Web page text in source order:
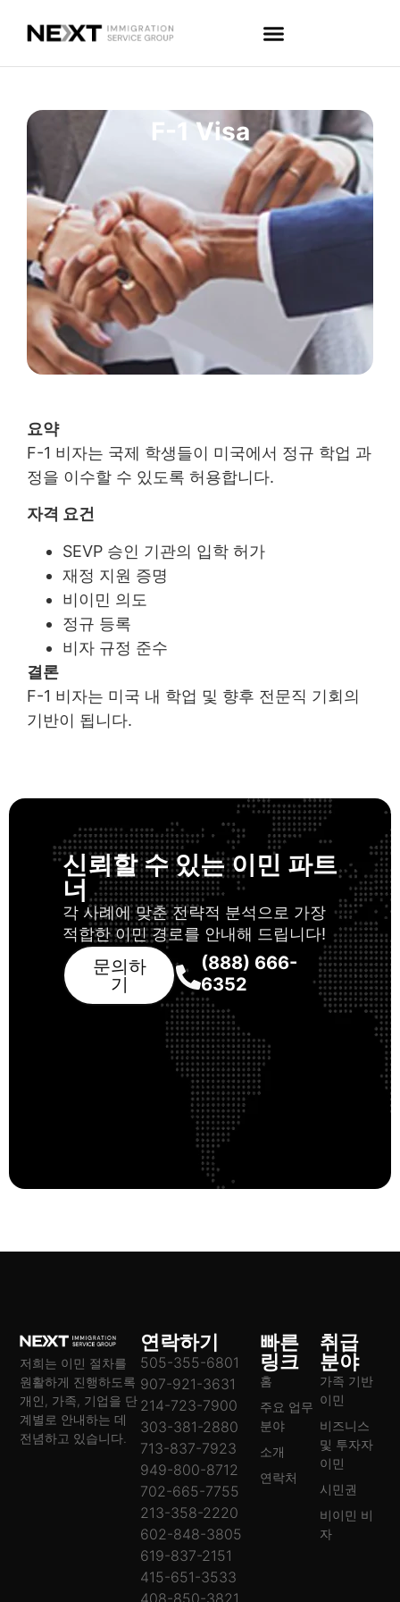
F-1 Visa
요약
F-1 비자는 국제 학생들이 미국에서 정규 학업 과
정을 이수할 수 있도록 허용합니다.
자격 요건
SEVP 승인 기관의 입학 허가
재정 지원 증명
비이민 의도
정규 등록
비자 규정 준수
결론
F-1 비자는 미국 내 학업 및 향후 전문직 기회의
기반이 됩니다.
신뢰할 수 있는 이민 파트
너
각 사례에 맞춘 전략적 분석으로 가장
적합한 이민 경로를 안내해 드립니다!
문의하
기
(888) 666-
6352
저희는 이민 절차를
원활하게 진행하도록
개인, 가족, 기업을 단
계별로 안내하는 데
전념하고 있습니다.
빠른
링크
홈
주요 업무
분야
소개
연락처
취급
분야
가족 기반
이민
비즈니스
및 투자자
이민
시민권
비이민 비
자
연락하기
505-355-6801
907-921-3631
214-723-7900
303-381-2880
713-837-7923
949-800-8712
702-665-7755
213-358-2220
602-848-3805
619-837-2151
415-651-3533
408-850-3821